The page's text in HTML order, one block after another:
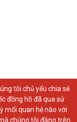
tôi chủ yếu chia sẻ
đồng hồ đã qua sử
mối quan hệ nào với
chúng tôi đăng trên